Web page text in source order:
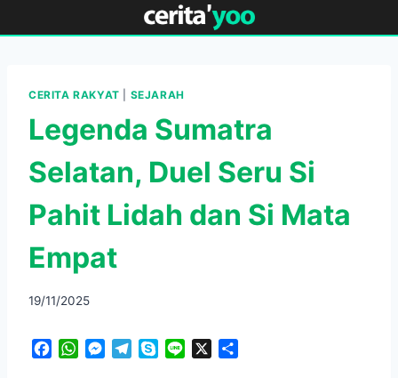
to
CERITA RAKYAT SEJARAH
Legenda Sumatra
Selatan, Duel Seru Si
Pahit Lidah dan Si Mata
Empat
19/11/2025
W
M